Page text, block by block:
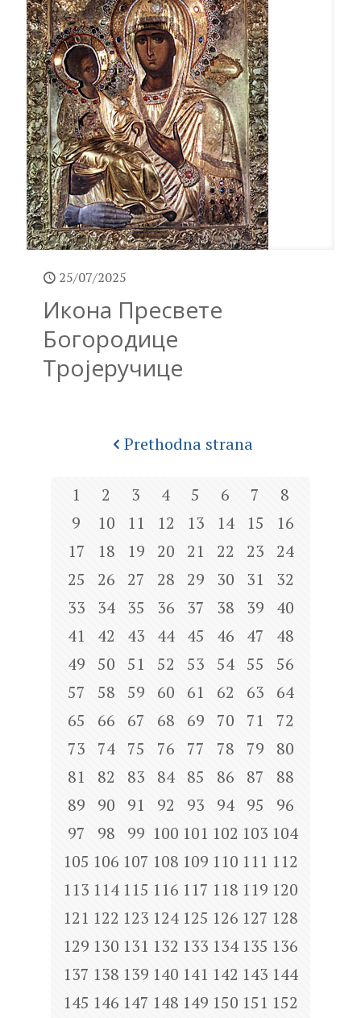
25/07/2025
Икона Пресвете
Богородице
Тројеручице
Prethodna strana
1 2 3 4 5 6 7
8
9
10 11 12 13 14 15
16
17
18 19 20 21 22 23
24
25
26 27 28 29 30 31
32
33
34 35 36 37 38 39
40
41
42 43 44 45 46 47
48
49
50 51 52 53 54 55
56
57
58 59 60 61 62 63
64
65
66 67 68 69 70 71
72
73
74 75 76 77 78 79
80
81
82 83 84 85 86 87
88
89
90 91 92 93 94 95
96
97
98 99 100 101 102 103 104
105 106 107 108 109 110 111 112
113 114 115 116 117 118 119 120
121 122 123 124 125 126 127 128
129 130 131 132 133 134 135 136
137 138 139 140 141 142 143 144
145 146 147 148 149 150 151 152